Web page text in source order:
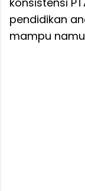
pendidikan
mampu